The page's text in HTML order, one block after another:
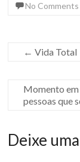
No Comments
← Vida Total
Momento
pessoas que
Deixe